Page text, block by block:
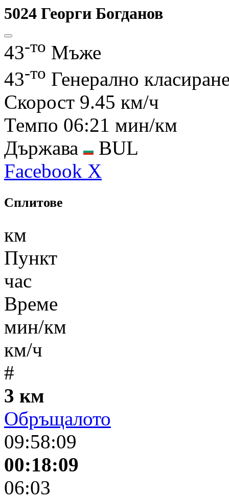
5024 Георги Богданов
43-то Мъже
43-то Генерално
Скорост 9.45 км/ч
Темпо 06:21 мин/км
Държава
BUL
Facebook X
Сплитове
км
Пункт
час
Време
мин/км
км/ч
#
3 км
Обръщалото
09:58:09
00:18:09
06:03